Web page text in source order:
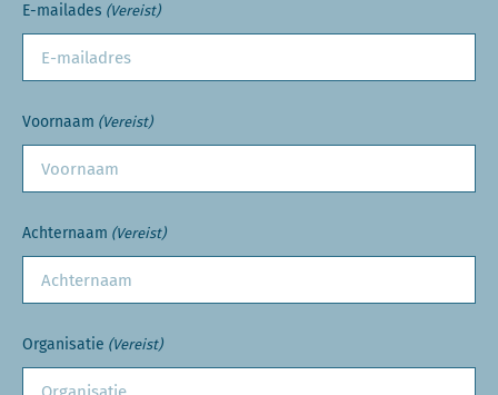
E-mailades (Vereist)
Voornaam (Vereist)
Achternaam (Vereist)
Organisatie (Vereist)